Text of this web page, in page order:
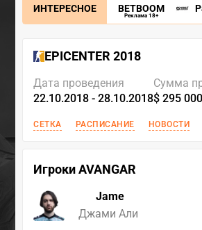
ИНТЕРЕСНОЕ BETBOOM
Реклама 18+
EPICENTER 2018
Дата проведения
22.10.2018 - 28.10.2018
Сумма
$ 295 000
СЕТКА РАСПИСАНИЕ НОВОСТИ
Игроки AVANGAR
Jame
Джами Али